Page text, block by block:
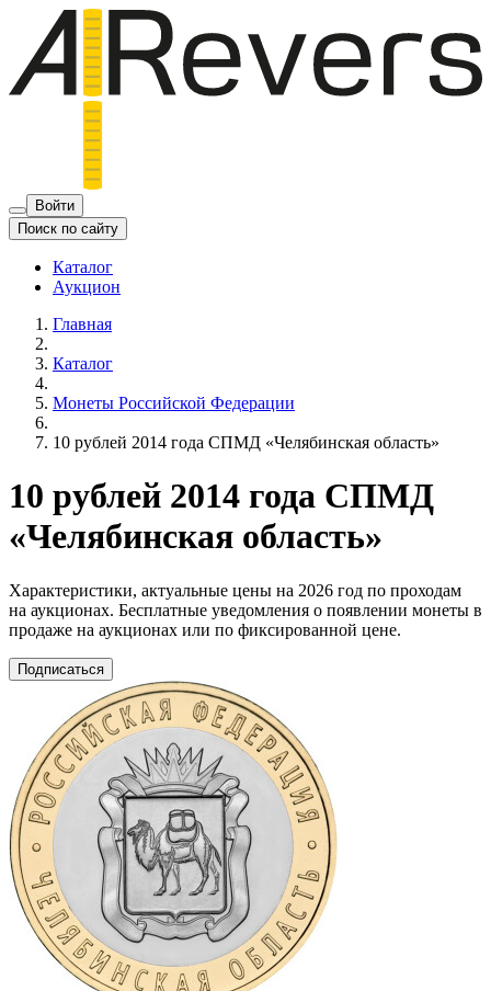
Войти
Поиск по сайту
Каталог
Аукцион
Главная
Каталог
Монеты Российской Федерации
10 рублей 2014 года СПМД «Челябинская область»
10 рублей 2014 года СПМД
«Челябинская область»
Характеристики, актуальные цены на 2026 год по проходам
на аукционах. Бесплатные уведомления о появлении монеты в
продаже на аукционах или по фиксированной цене.
Подписаться